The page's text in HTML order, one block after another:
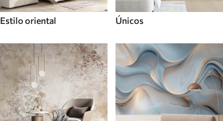
Estilo oriental Únicos